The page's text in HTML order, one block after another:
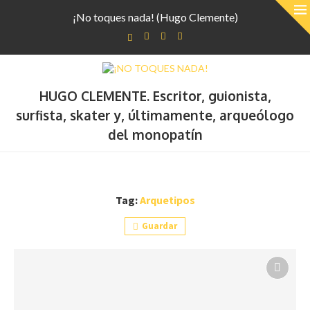
¡No toques nada! (Hugo Clemente)
HUGO CLEMENTE. Escritor, guionista,
surfista, skater y, últimamente, arqueólogo
del monopatín
Tag:Arquetipos
Guardar